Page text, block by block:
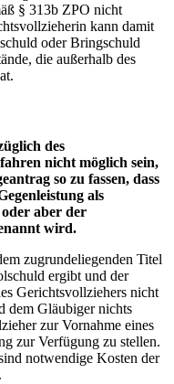
§ 313b ZPO nicht
kann damit
oder Bringschuld
die außerhalb des
des
nicht möglich sein,
so zu fassen, dass
als
aber der
wird.
zugrundeliegenden Titel
ergibt und der
Gerichtsvollziehers nicht
dem Gläubiger nichts
zur Vornahme eines
zur Verfügung zu stellen.
notwendige Kosten der